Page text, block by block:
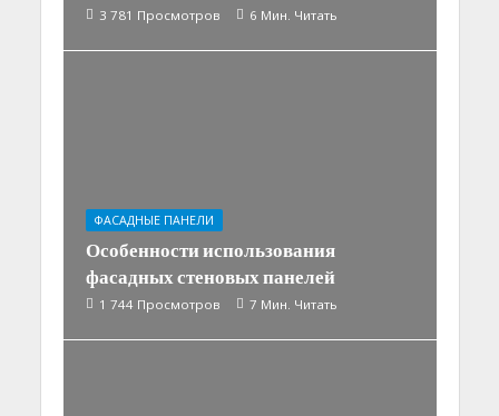
3 781 Просмотров 6 Мин. Читать
ФАСАДНЫЕ ПАНЕЛИ
Особенности использования
фасадных стеновых панелей
1 744 Просмотров 7 Мин. Читать